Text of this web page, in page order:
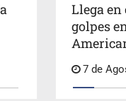
Llega
golpes
7 de